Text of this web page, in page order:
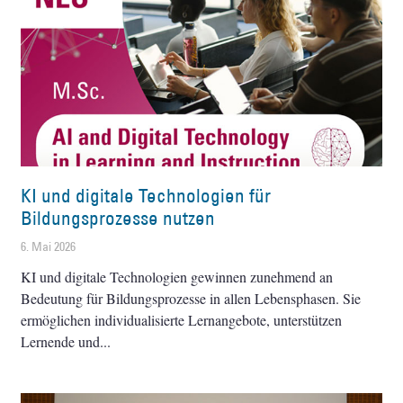
KI und digitale Technologien für
Bildungsprozesse nutzen
6. Mai 2026
KI und digitale Technologien gewinnen zunehmend an
Bedeutung für Bildungsprozesse in allen Lebensphasen. Sie
ermöglichen individualisierte Lernangebote, unterstützen
Lernende und